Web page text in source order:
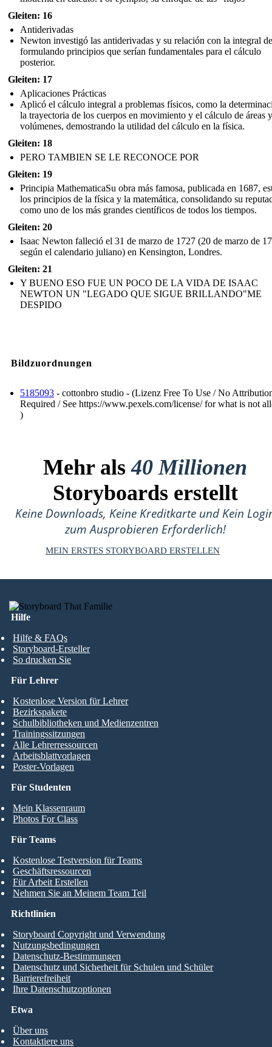
Gleiten: 16
Antiderivadas
Newton investigó las antiderivadas y su relación con la integral
formulando principios que serían fundamentales para el cálculo
posterior.
Gleiten: 17
Aplicaciones Prácticas
Aplicó el cálculo integral a problemas físicos, como la
la trayectoria de los cuerpos en movimiento y el cálculo de áreas y
volúmenes, demostrando la utilidad del cálculo en la física.
Gleiten: 18
PERO TAMBIEN SE LE RECONOCE POR
Gleiten: 19
Principia MathematicaSu obra más famosa, publicada en 1687,
los principios de la física y la matemática, consolidando su
como uno de los más grandes científicos de todos los tiempos.
Gleiten: 20
Isaac Newton falleció el 31 de marzo de 1727 (20 de marzo de
según el calendario juliano) en Kensington, Londres.
Gleiten: 21
Y BUENO ESO FUE UN POCO DE LA VIDA DE ISAAC
NEWTON UN "LEGADO QUE SIGUE BRILLANDO"ME
DESPIDO
Bildzuordnungen
5185093 - cottonbro studio - (Lizenz Free To Use / No
Required / See https://www.pexels.com/license/ for what is not
)
Mehr als40 Millionen
Storyboards erstellt
Keine Downloads, Keine Kreditkarte und Kein
zum Ausprobieren Erforderlich!
MEIN ERSTES STORYBOARD ERSTELLEN
Hilfe
Hilfe & FAQs
Storyboard-Ersteller
So drucken Sie
Für Studenten
Mein Klassenraum
Photos For Class
Für Lehrer
Kostenlose Version für Lehrer
Bezirkspakete
Schulbibliotheken und Medienzentren
Trainingssitzungen
Alle Lehrerressourcen
Arbeitsblattvorlagen
Poster-Vorlagen
Für Teams
Kostenlose Testversion für Teams
Geschäftsressourcen
Für Arbeit Erstellen
Nehmen Sie an Meinem Team Teil
Etwa
Über uns
Kontaktiere uns
Richtlinien
Storyboard Copyright und Verwendung
Nutzungsbedingungen
Datenschutz-Bestimmungen
Datenschutz und Sicherheit für Schulen und Schüler
Barrierefreiheit
Ihre Datenschutzoptionen